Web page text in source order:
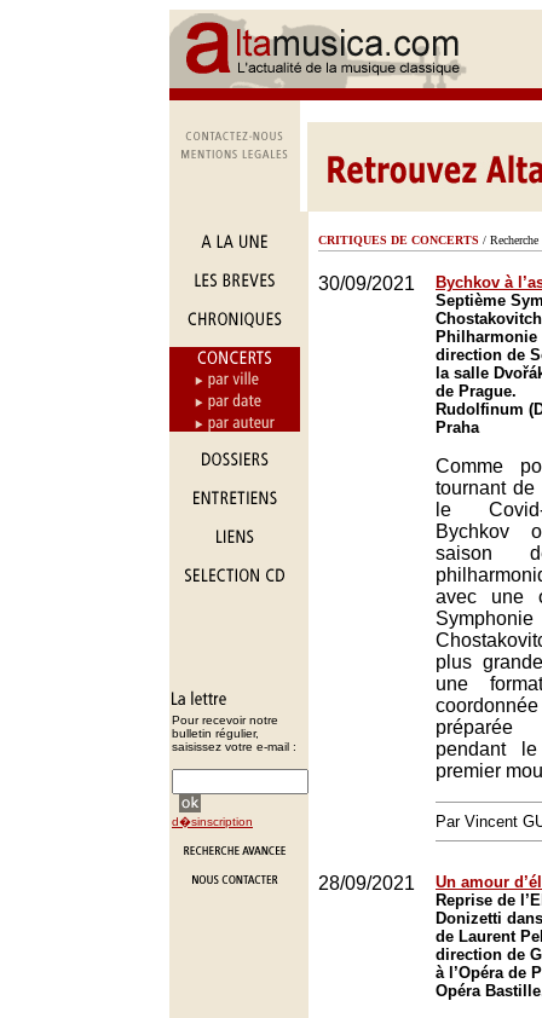
Pour recevoir notre
bulletin régulier,
saisissez votre e-mail :
d�sinscription
CRITIQUES DE CONCERTS / Recherche
30/09/2021
Bychkov à
Septième
Philharmonie
direction de
la salle
de Prague.
Rudolfinum
Praha
Comme
tournant de
le
Bychkov
saison
avec une
plus
une
préparée
pendant
premier
Par Vincent
28/09/2021
Un amour
Reprise de
Donizetti
de Laurent
direction de
à l’Opéra de
Opéra